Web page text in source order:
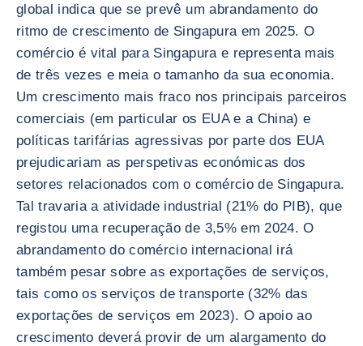
global indica que se prevê um abrandamento do
ritmo de crescimento de Singapura em 2025. O
comércio é vital para Singapura e representa mais
de três vezes e meia o tamanho da sua economia.
Um crescimento mais fraco nos principais parceiros
comerciais (em particular os EUA e a China) e
políticas tarifárias agressivas por parte dos EUA
prejudicariam as perspetivas económicas dos
setores relacionados com o comércio de Singapura.
Tal travaria a atividade industrial (21% do PIB), que
registou uma recuperação de 3,5% em 2024. O
abrandamento do comércio internacional irá
também pesar sobre as exportações de serviços,
tais como os serviços de transporte (32% das
exportações de serviços em 2023). O apoio ao
crescimento deverá provir de um alargamento do